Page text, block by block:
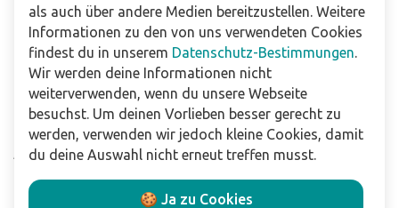
Für Unternehmen
Downloads
Impressum
Datenschutzbestimmungen
Allgemeine Verkaufs- und Lieferbedingungen
Haftungsausschluss
als auch über andere Medien bereitzustellen. Weitere
Informationen zu den von uns verwendeten Cookies
findest du in unserem Datenschutz-Bestimmungen.
Wir werden deine Informationen nicht
weiterverwenden, wenn du unsere Webseite
besuchst. Um deinen Vorlieben besser gerecht zu
werden, verwenden wir jedoch kleine Cookies, damit
du deine Auswahl nicht erneut treffen musst.
🍪 Ja zu Cookies